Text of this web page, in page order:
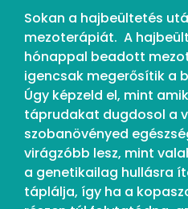
Sokan a hajbeültetés
mezoterápiát. A
hónappal beadott
igencsak megerősítik a
Úgy képzeld el, mint
táprudakat dugdosol a
szobanövényed
virágzóbb lesz, mint
a genetikailag hullásra
táplálja, így ha a